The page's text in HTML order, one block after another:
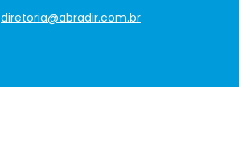
diretoria@abradir.com.br